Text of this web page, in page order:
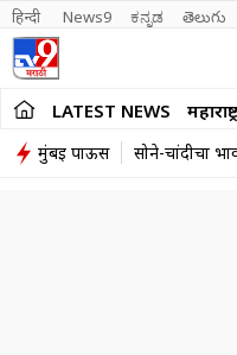
हिन्दी News9 ಕನ್ನಡ తెలుగు
LATEST NEWS महाराष्ट्र
मुंबई पाऊस सोने-चांदीचा